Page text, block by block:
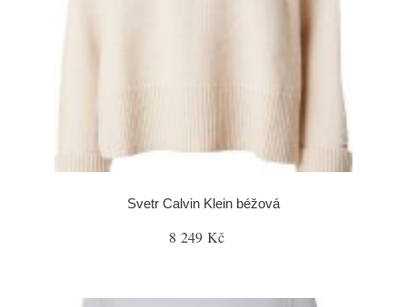
Svetr Calvin Klein béžová
8 249 Kč